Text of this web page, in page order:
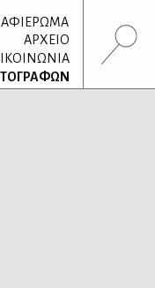
ΑΦΙΕΡΩΜΑ
ΑΡΧΕΙΟ